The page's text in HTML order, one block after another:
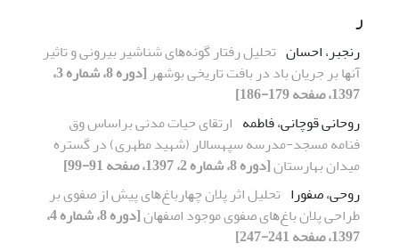
ر
رنجبر، احسان ﺗﺤﻠﯿﻞ رﻓﺘﺎر ﮔﻮﻧﻪﻫﺎی ﺷﻨﺎﺷﯿﺮ ﺑﯿﺮوﻧﯽ و ﺗﺎﺛﯿﺮ
آﻧﻬﺎ ﺑﺮ جریان ﺑﺎد در ﺑﺎﻓﺖ ﺗﺎریخی ﺑﻮﺷﻬﺮ
[دوره 8، شماره 3،
1397، صفحه 179-186]
روحانی قوچانی، فاطمه ارتقای حیات مدنی براساس وق
فنامه مسجد-مدرسه سپهسالار (شهید مطهری) در گستره
میدان بهارستان[دوره 8، شماره 2، 1397، صفحه 91-99]
روحی، صفورا ﺗﺤﻠﯿﻞ اﺛﺮ ﭘﻼن ﭼﻬﺎرﺑﺎغﻫﺎی ﭘﯿﺶ از ﺻﻔﻮی ﺑﺮ
ﻃﺮاﺣﯽ ﭘﻼن ﺑﺎغﻫﺎی ﺻﻔﻮی ﻣﻮﺟﻮد اﺻﻔﻬﺎن
[دوره 8، شماره 4،
1397، صفحه 241-247]